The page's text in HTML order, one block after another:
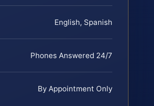
English, Spanish
Phones Answered 24/7
By Appointment Only